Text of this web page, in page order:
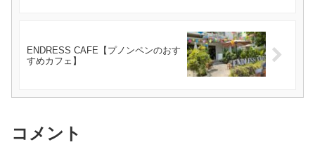
ENDRESS CAFE【プノンペンのおす
すめカフェ】
コメント